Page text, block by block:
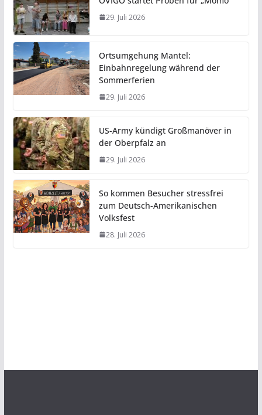
29. Juli 2026
Ortsumgehung Mantel:
Einbahnregelung während der
Sommerferien
29. Juli 2026
US-Army kündigt Großmanöver in
der Oberpfalz an
29. Juli 2026
So kommen Besucher stressfrei
zum Deutsch-Amerikanischen
Volksfest
28. Juli 2026